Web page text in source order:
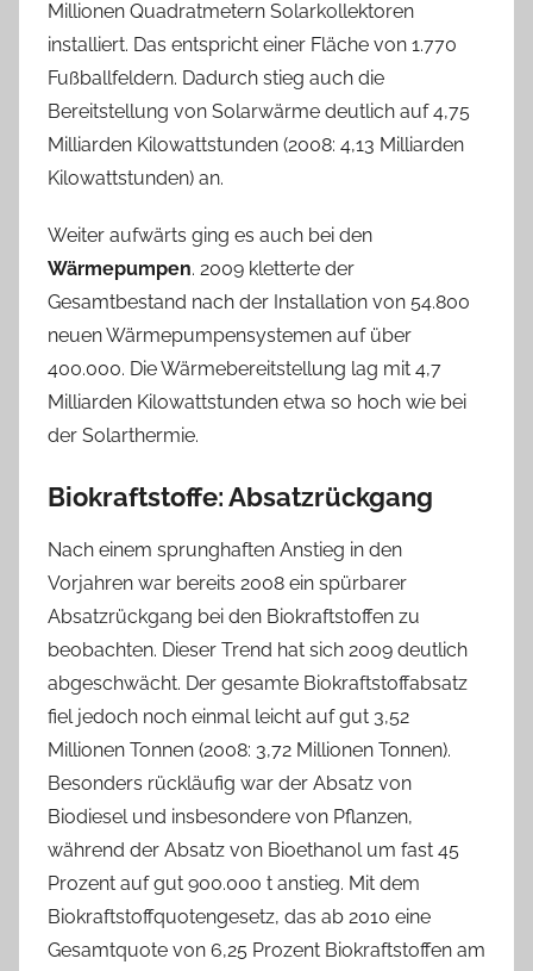
Millionen Quadratmetern Solarkollektoren
installiert. Das entspricht einer Fläche von 1.770
Fußballfeldern. Dadurch stieg auch die
Bereitstellung von Solarwärme deutlich auf 4,75
Milliarden Kilowattstunden (2008: 4,13 Milliarden
Kilowattstunden) an.
Weiter aufwärts ging es auch bei den
Wärmepumpen. 2009 kletterte der
Gesamtbestand nach der Installation von 54.800
neuen Wärmepumpensystemen auf über
400.000. Die Wärmebereitstellung lag mit 4,7
Milliarden Kilowattstunden etwa so hoch wie bei
der Solarthermie.
Biokraftstoffe: Absatzrückgang
Nach einem sprunghaften Anstieg in den
Vorjahren war bereits 2008 ein spürbarer
Absatzrückgang bei den Biokraftstoffen zu
beobachten. Dieser Trend hat sich 2009 deutlich
abgeschwächt. Der gesamte Biokraftstoffabsatz
fiel jedoch noch einmal leicht auf gut 3,52
Millionen Tonnen (2008: 3,72 Millionen Tonnen).
Besonders rückläufig war der Absatz von
Biodiesel und insbesondere von Pflanzen,
während der Absatz von Bioethanol um fast 45
Prozent auf gut 900.000 t anstieg. Mit dem
Biokraftstoffquotengesetz, das ab 2010 eine
Gesamtquote von 6,25 Prozent Biokraftstoffen am